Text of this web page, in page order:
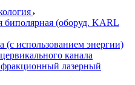
биполярная (оборуд. KARL
(с использованием энергии)
канала
лазерный